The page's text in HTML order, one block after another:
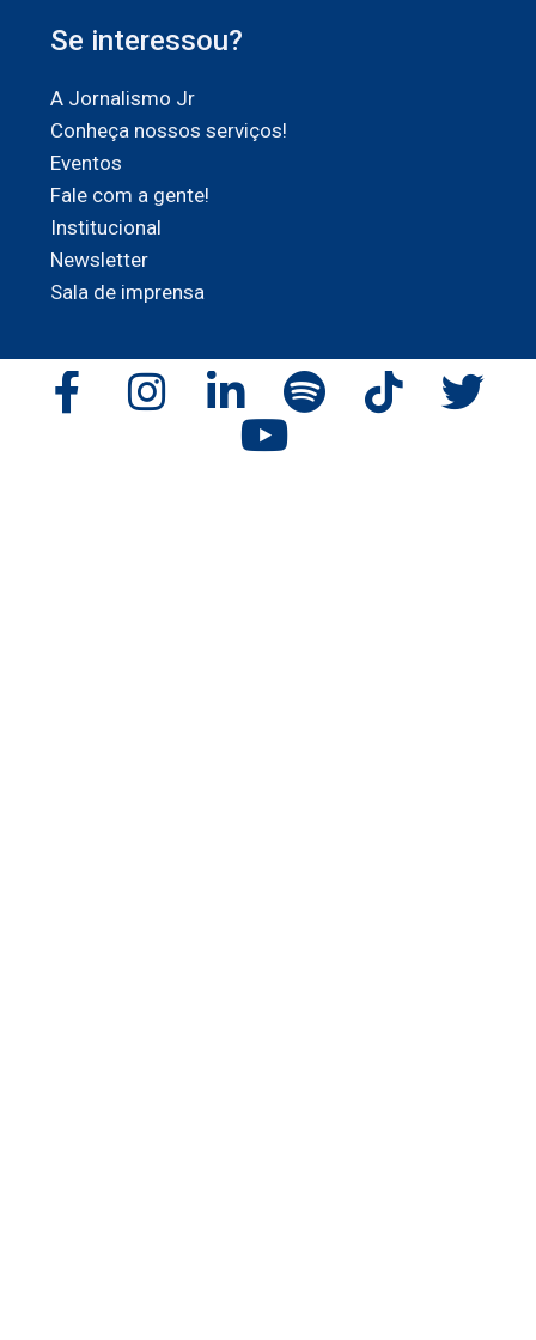
Se interessou?
A Jornalismo Jr
Conheça nossos serviços!
Eventos
Fale com a gente!
Institucional
Newsletter
Sala de imprensa